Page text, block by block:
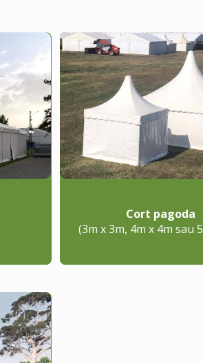
Cort pagoda
(3m x 3m, 4m x 4m sau